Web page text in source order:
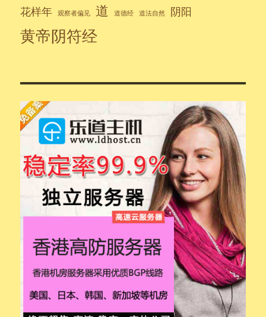
花样年 观察者偏见 道 道德经 道法自然 阴阳
黄帝阴符经